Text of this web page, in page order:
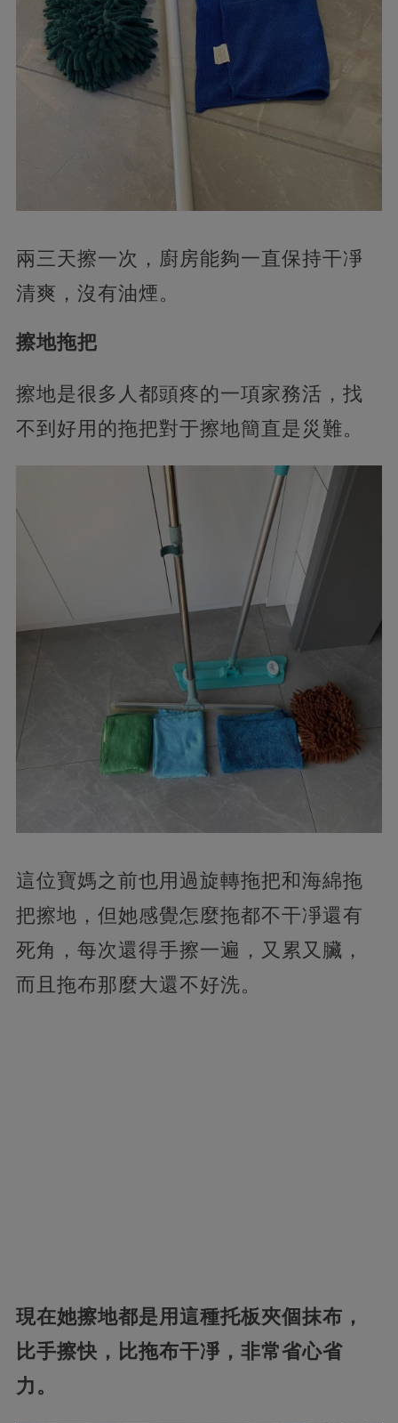
兩三天擦一次，廚房能夠一直保持干凈
清爽，沒有油煙。
擦地拖把
擦地是很多人都頭疼的一項家務活，找
不到好用的拖把對于擦地簡直是災難。
這位寶媽之前也用過旋轉拖把和海綿拖
把擦地，但她感覺怎麼拖都不干凈還有
死角，每次還得手擦一遍，又累又臟，
而且拖布那麼大還不好洗。
現在她擦地都是用這種托板夾個抹布，
比手擦快，比拖布干凈，非常省心省
力。